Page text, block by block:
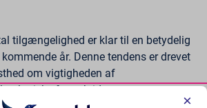
tilgængelighed er klar til en betydelig
år. Denne tendens er drevet
om vigtigheden af
fremskridt og
×